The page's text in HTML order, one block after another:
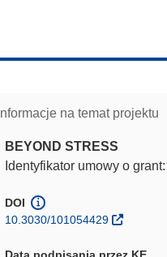
Informacje na temat projektu
BEYOND STRESS
Identyfikator umowy o
DOI
10.3030/101054429
Data podpisania przez KE